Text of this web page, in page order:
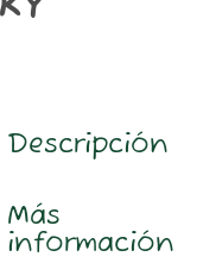
Descripción
Más
información